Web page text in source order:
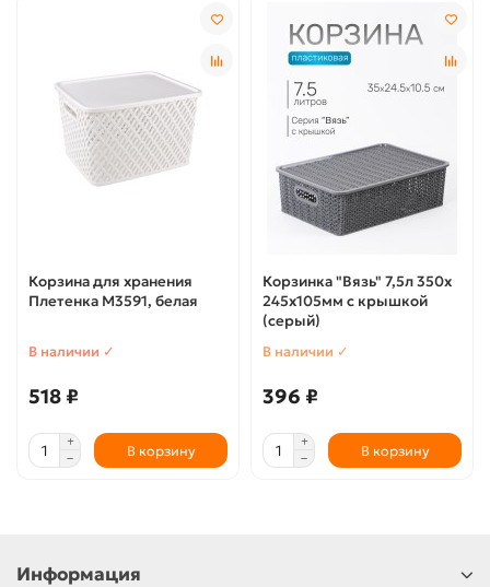
Корзина для хранения
Плетенка М3591, белая
В наличии ✓
518 ₽
В корзину
Корзинка "Вязь" 7,5л 350х
245х105мм с крышкой
(серый)
В наличии ✓
396 ₽
В корзину
Информация